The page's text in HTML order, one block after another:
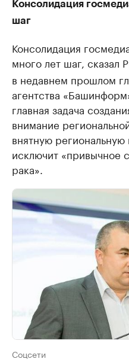
Консолидация
шаг
Консолидация
много лет шаг, сказал
в недавнем прошлом
агентства
главная задача
внимание
внятную региональную
исключит «привычное
рака».
Соцсети